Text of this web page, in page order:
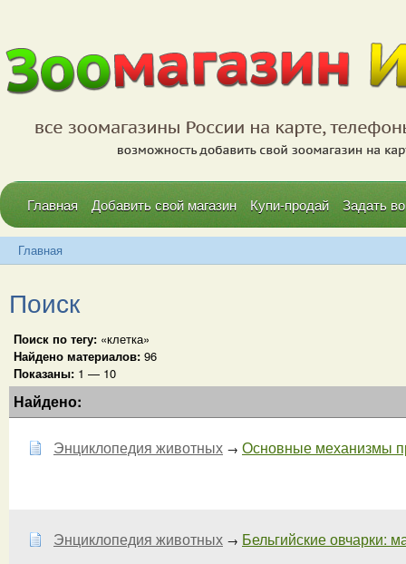
Главная Добавить свой магазин Купи-продай Задать
Главная
Поиск
Поиск по тегу: «клетка»
Найдено материалов: 96
Показаны: 1 — 10
Найдено:
Энциклопедия животных → Основные механизмы
Энциклопедия животных → Бельгийские овчарки: